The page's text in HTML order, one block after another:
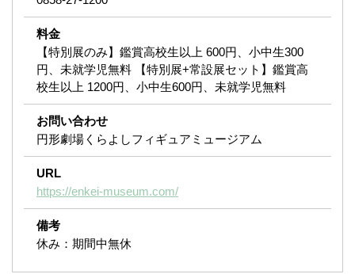
料金
【特別展のみ】鑑賞高校生以上 600円、小中生300
円、未就学児無料 【特別展+常設展セット】鑑賞高
校生以上 1200円、小中生600円、未就学児無料
お問い合わせ
円形劇場くらよしフィギュアミュージアム
URL
https://enkei-museum.com/
備考
休み：期間中無休